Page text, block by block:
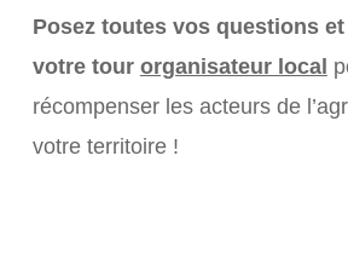
Posez toutes vos questions et
votre tour organisateur local
récompenser les acteurs de
votre territoire !